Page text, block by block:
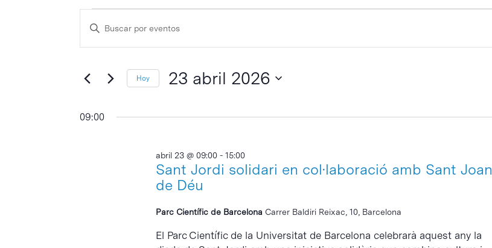
Eventos
en
23
2026
Navegación
de
y
de
Escribe
Hoy 23 abril 2026
09:00
Sant Jordi solidari en col·laboració amb Sant Joan
de Déu
abril 23 @ 09:00- 15:00
Parc Científic de Barcelona Carrer Baldiri Reixac, 10, Barcelona
El Parc Científic de la Universitat de Barcelona celebrarà aquest any la